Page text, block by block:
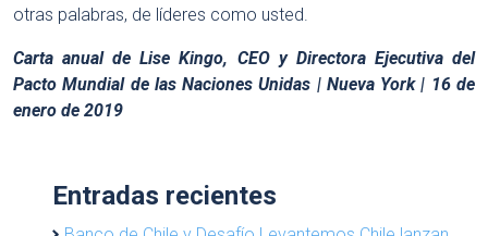
otras palabras, de líderes como usted.
Carta anual de Lise Kingo, CEO y Directora Ejecutiva del
Pacto Mundial de las Naciones Unidas | Nueva York | 16 de
enero de 2019
Entradas recientes